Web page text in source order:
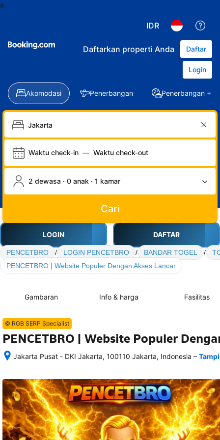
a
IDR
Daftarkan properti Anda Daftar
Login
Akomodasi Penerbangan Penerbangan +
Waktu check-in — Waktu check-out
2 dewasa · 0 anak · 1 kamar
Cari
LOGIN DAFTAR
PENCETBRO / LOGIN PENCETBRO / BANDAR TOGEL /
PENCETBRO | Website Populer Dengan Akses Lancar
Gambaran Info & harga Fasilitas
© RGB SERP Specialist
PENCETBRO | Website Populer
Jakarta Pusat - DKI Jakarta, 100110 Jakarta, Indonesia
semua
rincian
akomodasi
termasuk
nomor
telepon
–